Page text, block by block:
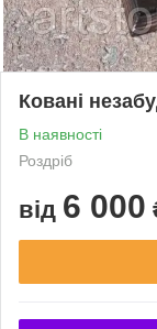
Ковані
В наявності
Роздріб
від 6 000